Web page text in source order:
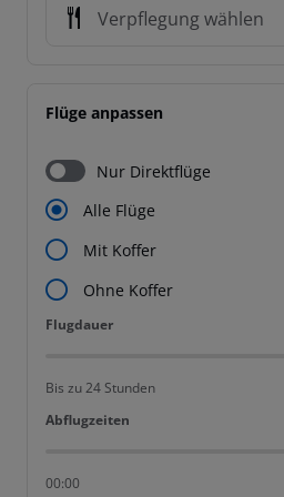
Verpflegung wählen
Flüge anpassen
Nur Direktflüge
Alle Flüge
Mit Koffer
Ohne Koffer
Flugdauer
Flugdauer
Bis zu 24 Stunden
Abflugzeiten
Abflugzeiten
00:00